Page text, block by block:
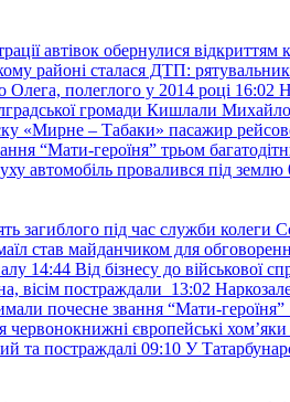
автівок обернулися
районі сталася ДТП:
Олега, полеглого у 2014 році 16:02
громади Кишлали Михайло
«Мирне – Табаки» пасажир
“Мати-героїня” трьом
автомобіль провалився під землю
загиблого під час служби
став майданчиком для
14:44 Від бізнесу до військової
вісім постраждали 13:02
почесне звання “Мати-героїня”
червонокнижні європейські хом’яки
та постраждалі 09:10 У